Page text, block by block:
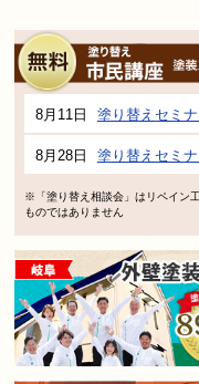
8月11日 塗り替えセミナー＆屋根、外壁の塗り替え市民講座
8月28日 塗り替えセミナー＆屋根、外壁の塗り替え市民講座
※「塗り替え相談会」はリペイン
ものではありません